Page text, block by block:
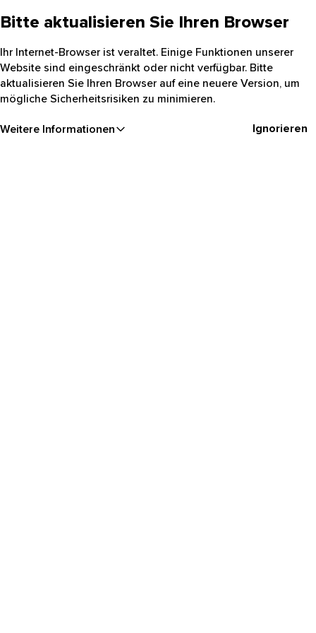
Bitte aktualisieren Sie Ihren Browser
Ihr Internet-Browser ist veraltet. Einige Funktionen unserer
Website sind eingeschränkt oder nicht verfügbar. Bitte
aktualisieren Sie Ihren Browser auf eine neuere Version, um
mögliche Sicherheitsrisiken zu minimieren.
Weitere Informationen Ignorieren